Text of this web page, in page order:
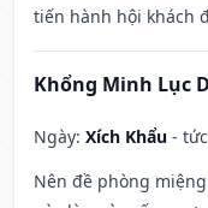
tiến hành hội khách
Khổng Minh Lục
Ngày: Xích Khẩu -
Nên đề phòng